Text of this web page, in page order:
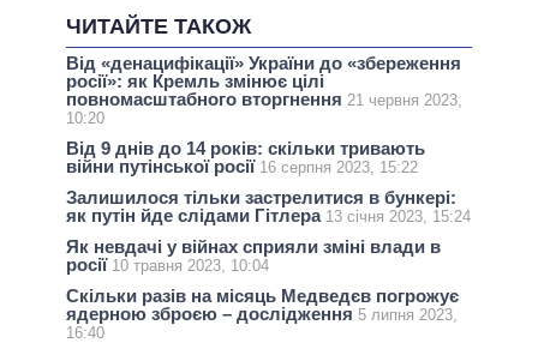
ЧИТАЙТЕ ТАКОЖ
Від «денацифікації» України до «збереження
росії»: як Кремль змінює цілі
повномасштабного вторгнення 21 червня 2023,
10:20
Від 9 днів до 14 років: скільки тривають
війни путінської росії 16 серпня 2023, 15:22
Залишилося тільки застрелитися в бункері:
як путін йде слідами Гітлера 13 січня 2023, 15:24
Як невдачі у війнах сприяли зміні влади в
росії 10 травня 2023, 10:04
Скільки разів на місяць Медведєв погрожує
ядерною зброєю – дослідження 5 липня 2023,
16:40